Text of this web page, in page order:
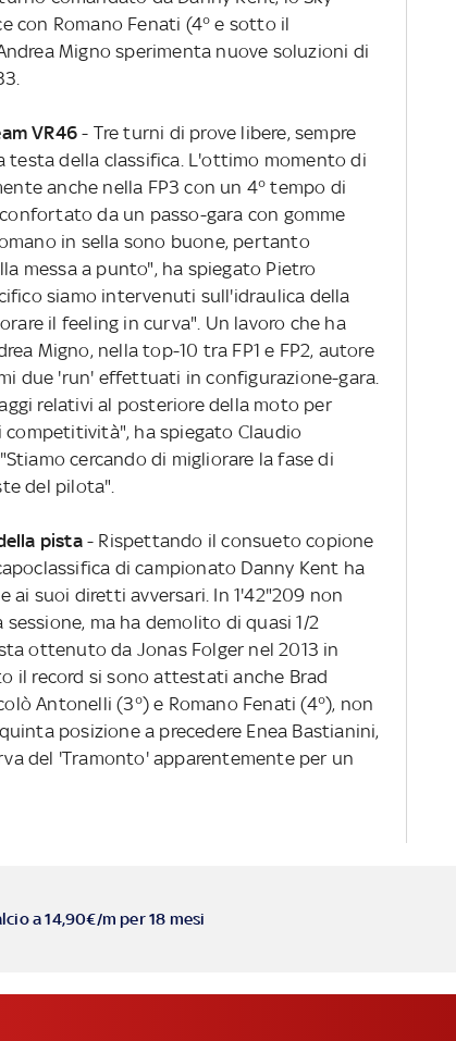
con Romano Fenati (4° e sotto il
Migno sperimenta nuove soluzioni di
VR46- Tre turni di prove libere, sempre
della classifica. L'ottimo momento di
anche nella FP3 con un 4° tempo di
da un passo-gara con gomme
in sella sono buone, pertanto
messa a punto", ha spiegato Pietro
siamo intervenuti sull'idraulica della
il feeling in curva". Un lavoro che ha
Migno, nella top-10 tra FP1 e FP2, autore
due 'run' effettuati in configurazione-gara.
relativi al posteriore della moto per
ha spiegato Claudio
cercando di migliorare la fase di
del pilota".
pista - Rispettando il consueto copione
di campionato Danny Kent ha
suoi diretti avversari. In 1'42"209 non
ma ha demolito di quasi 1/2
ottenuto da Jonas Folger nel 2013 in
il record si sono attestati anche Brad
Antonelli (3°) e Romano Fenati (4°), non
posizione a precedere Enea Bastianini,
del 'Tramonto' apparentemente per un
a 14,90€/m per 18 mesi